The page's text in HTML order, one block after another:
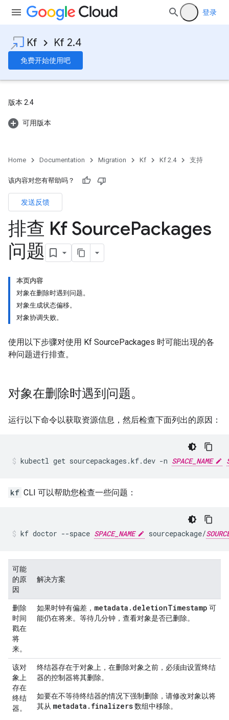
登录
Kf Kf 2.4
免费开始使用吧
版本 2.4
可用版本
Home Documentation Migration Kf Kf 2.4 支持
该内容对您有帮助吗？
发送反馈
排查 Kf SourcePackages
问题
本页内容
对象在删除时遇到问题。
对象生成状态偏移。
对象协调失败。
使用以下步骤对使用 Kf SourcePackages 时可能出现的各
种问题进行排查。
对象在删除时遇到问题。
运行以下命令以获取资源信息，然后检查下面列出的原因：
kubectl get sourcepackages.kf.dev -n SPACE_NAME
kf CLI 可以帮助您检查一些问题：
kf doctor --space SPACE_NAME sourcepackage/
可能
的原
因
解决方案
删除
时间
戳在
将
来。
如果时钟有偏差， metadata.deletionTimestamp 可
能仍在将来。等待几分钟，查看对象是否已删除。
该对
象上
存在
终结
器。
终结器存在于对象上，在删除对象之前，必须由设置终结
器的控制器将其删除。
如要在不等待终结器的情况下强制删除，请修改对象以将
其从 metadata.finalizers数组中移除。